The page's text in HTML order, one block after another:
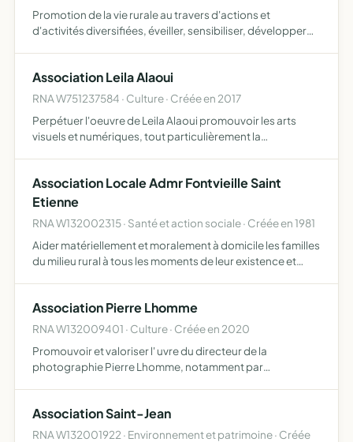
Promotion de la vie rurale au travers d'actions et
d'activités diversifiées, éveiller, sensibiliser, développer
Association Leila Alaoui
RNA W751237584 · Culture · Créée en 2017
Perpétuer l'oeuvre de Leila Alaoui promouvoir les arts
visuels et numériques, tout particulièrement la
Association Locale Admr Fontvieille Saint
Etienne
RNA W132002315 · Santé et action sociale · Créée en 1981
Aider matériellement et moralement à domicile les familles
du milieu rural à tous les moments de leur existence et
Association Pierre Lhomme
RNA W132009401 · Culture · Créée en 2020
Promouvoir et valoriser l' uvre du directeur de la
photographie Pierre Lhomme, notamment par
cinématographiques, expositions, prix…
Association Saint-Jean
RNA W132001922 · Environnement et patrimoine · Créée